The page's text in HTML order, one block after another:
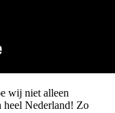
wij niet alleen
heel Nederland! Zo